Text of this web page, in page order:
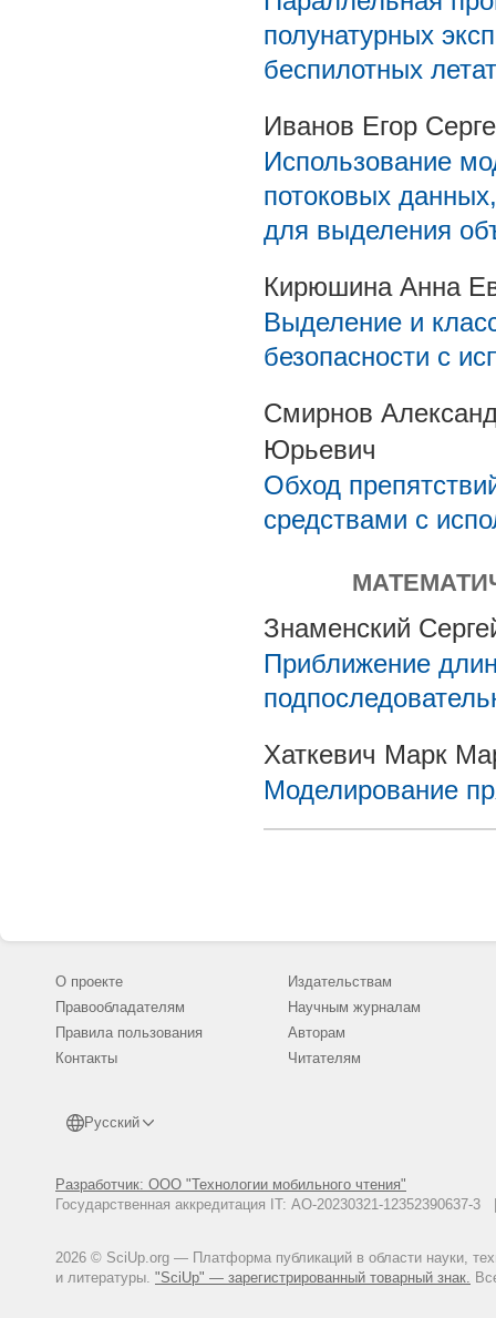
полунатурных
беспилотных
Иванов Егор
Использование
потоковых
для выделения
Кирюшина Анна
Выделение и
безопасности с
Смирнов
Юрьевич
Обход
средствами с
Знаменский
Приближение
Хаткевич Марк
Моделирование
О проекте
Правообладателям
Правила пользования
Контакты
Русский
Разработчик: ООО "Технологии мобильного чтения"
Государственная аккредитация IT: АО-20230321-
2026 © SciUp.org — Платформа публикаций в области науки,
и литературы. "SciUp" — зарегистрированный товарный знак.
Издательствам
Научным журналам
Авторам
Читателям